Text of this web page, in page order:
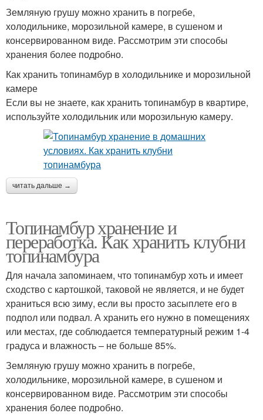
Земляную грушу можно хранить в погребе,
холодильнике, морозильной камере, в сушеном и
консервированном виде. Рассмотрим эти способы
хранения более подробно.
Как хранить топинамбур в холодильнике и морозильной
камере
Если вы не знаете, как хранить топинамбур в квартире,
используйте холодильник или морозильную камеру.
читать дальше →
Топинамбур хранение и
переработка. Как хранить клубни
топинамбура
Для начала запоминаем, что топинамбур хоть и имеет
сходство с картошкой, таковой не является, и не будет
храниться всю зиму, если вы просто засыплете его в
подпол или подвал. А хранить его нужно в помещениях
или местах, где соблюдается температурный режим 1-4
градуса и влажность – не больше 85%.
Земляную грушу можно хранить в погребе,
холодильнике, морозильной камере, в сушеном и
консервированном виде. Рассмотрим эти способы
хранения более подробно.